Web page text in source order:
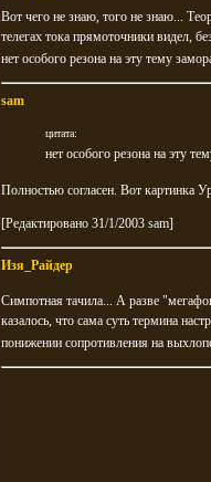
Вот чего не знаю, того не знаю...
телегах тока прямоточники видел,
нет особого резона на эту тему
sam
цитата:
нет особого резона на эту
Полностью согласен. Вот картинка
[Редактировано 31/1/2003 sam]
Изя_Райдер
Симпотная тачила... А разве
казалось, что сама суть термина
понижении сопротивления на